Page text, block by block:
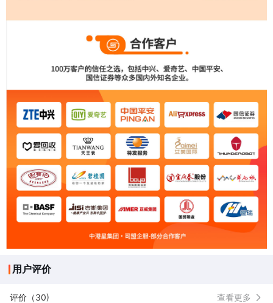
用户评价
评价（30) 查看更多